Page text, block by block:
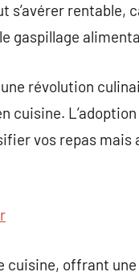
s’avérer rentable,
gaspillage
révolution
cuisine.
vos repas mais
offrant